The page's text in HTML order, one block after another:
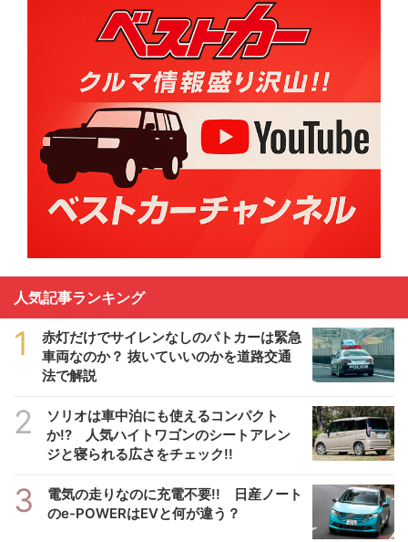
人気記事ランキング
1
赤灯だけでサイレンなしのパトカーは緊急
車両なのか？ 抜いていいのかを道路交通
法で解説
2
ソリオは車中泊にも使えるコンパクト
か!? 人気ハイトワゴンのシートアレン
ジと寝られる広さをチェック!!
3
電気の走りなのに充電不要!! 日産ノート
のe-POWERはEVと何が違う？